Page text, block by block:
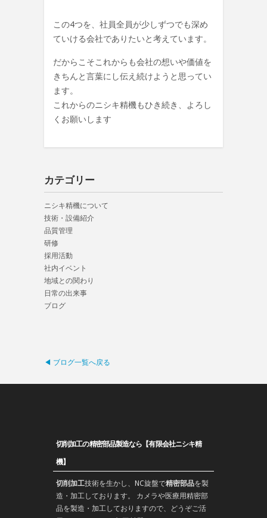
この4つを、社員全員が少しずつでも深め
ていける会社でありたいと考えています。
だからこそこれからも会社の想いや価値を
きちんと言葉にし伝え続けようと 思ってい
ます。
これからのニシキ精機もひき続き、よろし
くお願いします
カテゴリー
ニシキ精機について
技術・設備紹介
品質管理
研修
採用活動
社内イベント
地域との関わり
日常の出来事
ブログ
◀ ブログ一覧へ戻る
切削加工の精密部品製造なら【有限会社ニシキ精
機】
切削加工技術を生かし、 NC旋盤で精密部品を製
造 ・加工しております。 カメラや医療用精密部
品を製造・加工しておりますので、どうぞご活